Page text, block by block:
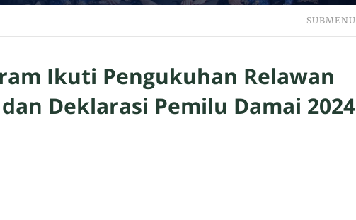
SUBMENU
Ikuti Pengukuhan Relawan
Deklarasi Pemilu Damai 2024